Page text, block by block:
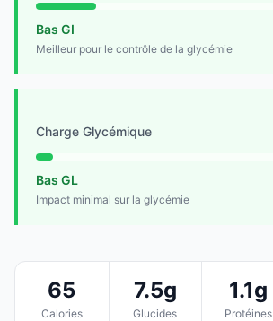
Bas GI
Meilleur pour le contrôle de la glycémie
Charge Glycémique
Bas GL
Impact minimal sur la glycémie
65
Calories
7.5g
Glucides
1.1g
Protéines